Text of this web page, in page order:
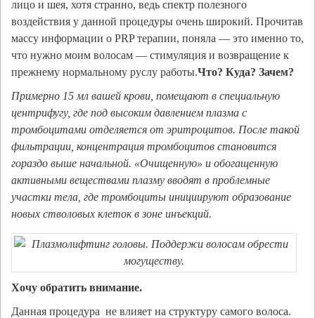
лицо и шея, хотя странно, ведь спектр полезного
воздействия у данной процедуры очень широкий. Прочитав
массу информации о PRP терапии, поняла — это именно то,
что нужно моим волосам — стимуляция и возвращение к
прежнему нормальному руслу работы.Что? Куда? Зачем?
Примерно 15 мл вашей крови, помещают в специальную
центрифугу, где под высоким давлением плазма с
тромбоцитами отделяется от эритроцитов. После такой
фильтрации, концентрация тромбоцитов становится
гораздо выше начальной. «Очищенную» и обогащенную
активными веществами плазму вводят в проблемные
участки тела, где тромбоциты инициируют образование
новых стволовых клеток в зоне инъекций.
Хочу обратить внимание.
Данная процедура не влияет на структуру самого волоса.